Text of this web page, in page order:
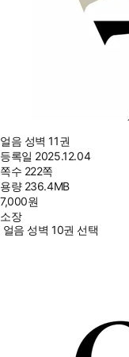
얼음 성벽 11권
등록일 2025.12.04
쪽수 222쪽
용량 236.4MB
7,000원
소장
얼음 성벽 10권 선택